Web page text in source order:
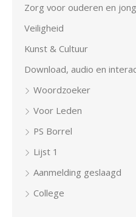
Zorg voor ouderen en
Veiligheid
Kunst & Cultuur
Download, audio en
Woordzoeker
Voor Leden
PS Borrel
Lijst 1
Aanmelding geslaagd
College